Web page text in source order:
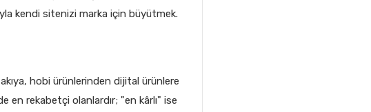
kendi sitenizi marka için büyütmek.
hobi ürünlerinden dijital ürünlere
en rekabetçi olanlardır; "en kârlı" ise